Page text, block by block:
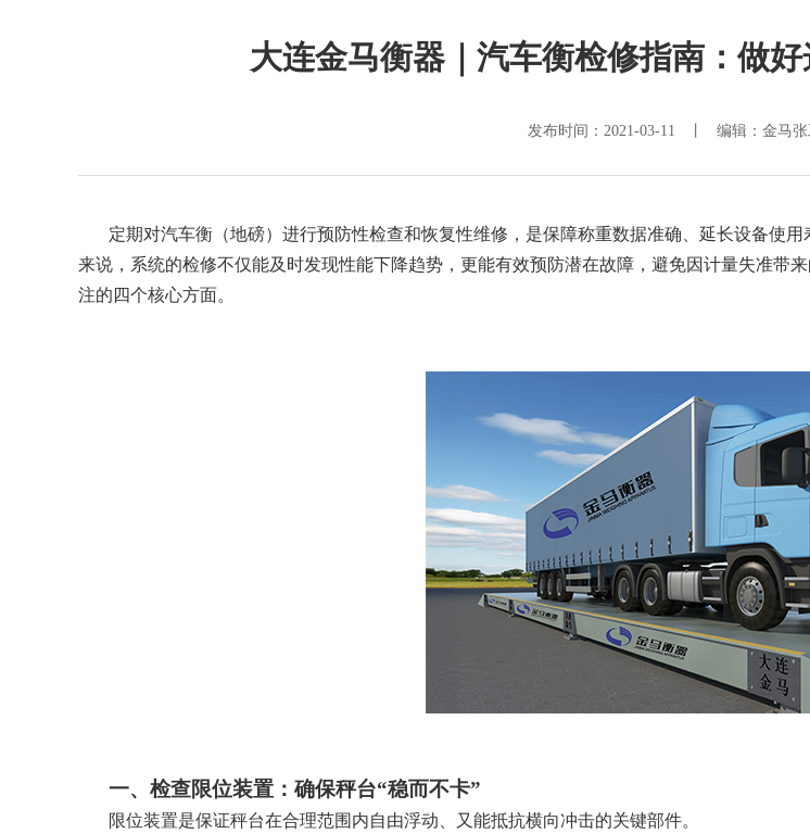
大连金马衡器｜汽车衡检修指南：做
发布时间：2021-03-11 丨 编辑：金马
定期对汽车衡（地磅）进行预防性检查和恢复性维修，是保障称重数据准确、延长设备使
来说，系统的检修不仅能及时发现性能下降趋势，更能有效预防潜在故障，避免因计量失准带
注的四个核心方面。
一、检查限位装置：确保秤台“稳而不卡”
限位装置是保证秤台在合理范围内自由浮动、又能抵抗横向冲击的关键部件。